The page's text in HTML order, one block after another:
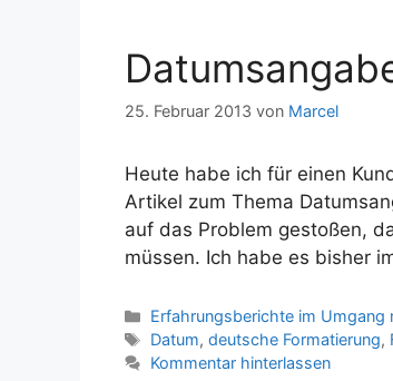
25. Februar 2013 von Marcel
Heute habe ich für einen
Artikel zum Thema
auf das Problem gestoßen,
müssen. Ich habe es bisher
Kategorien
Erfahrungsberichte im Umgang
Schlagwörter
Datum,deutsche Formatierung,
Kommentar hinterlassen